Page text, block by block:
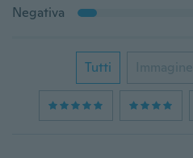
Negativa
Tutti Immagine